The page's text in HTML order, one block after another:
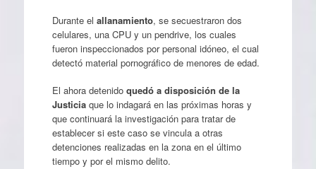
Durante el allanamiento, se secuestraron dos
celulares, una CPU y un pendrive, los cuales
fueron inspeccionados por personal idóneo, el cual
detectó material pornográfico de menores de edad.
El ahora detenido quedó a disposición de la
Justiciaque lo indagará en las próximas horas y
que continuará la investigación para tratar de
establecer si este caso se vincula a otras
detenciones realizadas en la zona en el último
tiempo y por el mismo delito.